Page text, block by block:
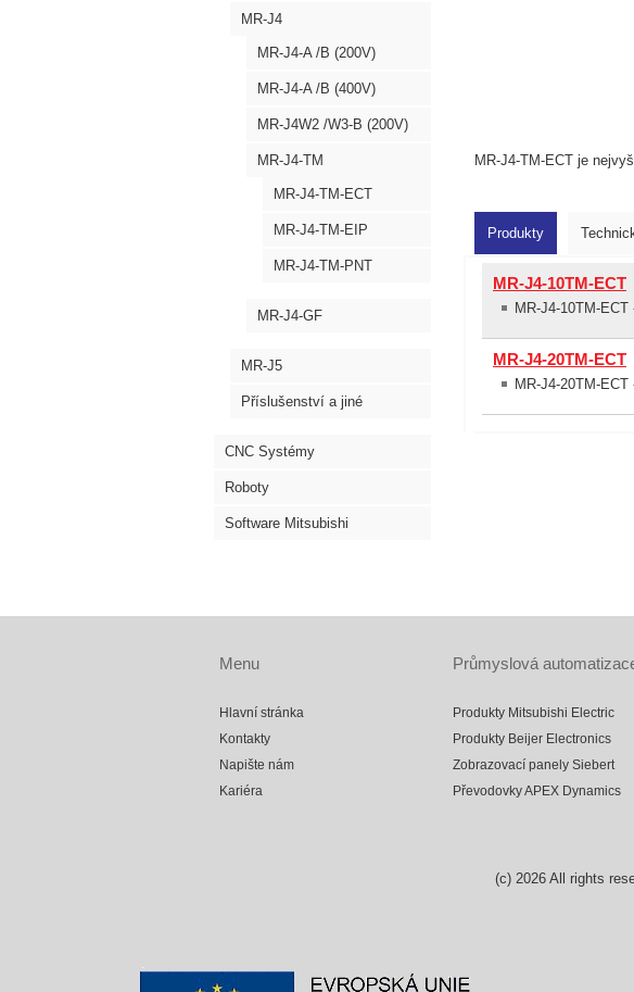
MR-J4
MR-J4-A /B (200V)
MR-J4-A /B (400V)
MR-J4W2 /W3-B (200V)
MR-J4-TM
MR-J4-TM-ECT
MR-J4-TM-EIP
MR-J4-TM-PNT
MR-J4-GF
MR-J5
Příslušenství a jiné
CNC Systémy
Roboty
Software Mitsubishi
MR-J4-TM-ECT je
Produkty
MR-J4-10TM-ECT
MR-J4-10TM-
MR-J4-20TM-ECT
MR-J4-20TM-
Menu
Hlavní stránka
Kontakty
Napište nám
Kariéra
Průmyslová
Produkty Mitsubishi Electric
Produkty Beijer Electronics
Zobrazovací panely Siebert
Převodovky APEX Dynamics
(c) 2026All rights